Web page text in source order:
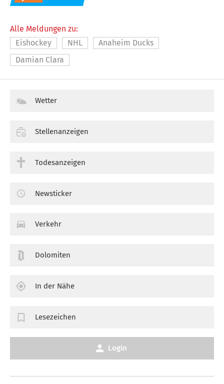
Alle Meldungen zu:
Eishockey
NHL
Anaheim Ducks
Damian Clara
Wetter
Stellenanzeigen
Todesanzeigen
Newsticker
Verkehr
Dolomiten
In der Nähe
Lesezeichen
Login